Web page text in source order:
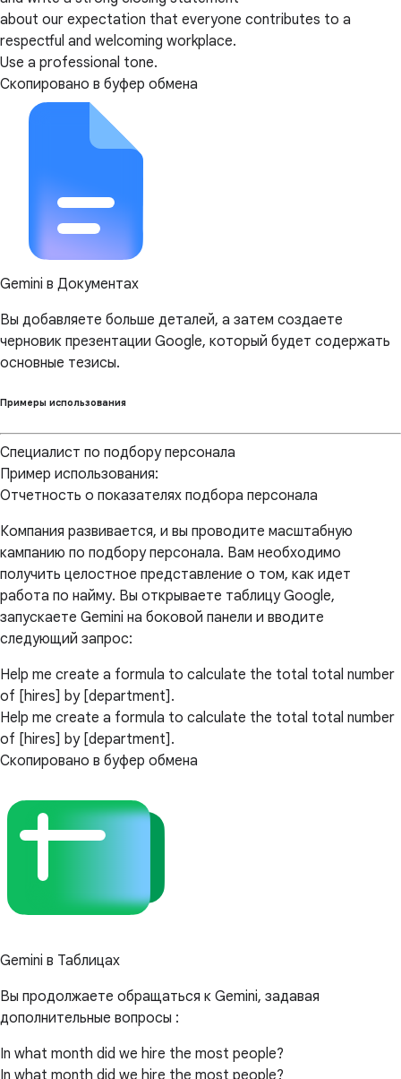
about our expectation that everyone contributes to a
respectful and welcoming workplace.
Use a professional tone.
Скопировано в буфер обмена
Gemini в Документах
Вы добавляете больше деталей, а затем создаете
черновик презентации Google, который будет содержать
основные тезисы.
Примеры использования
Специалист по подбору персонала
Пример использования:
Отчетность о показателях подбора персонала
Компания развивается, и вы проводите масштабную
кампанию по подбору персонала. Вам необходимо
получить целостное представление о том, как идет
работа по найму. Вы открываете таблицу Google,
запускаете Gemini на боковой панели и вводите
следующий запрос:
Help me create a formula to calculate the total total number
of [hires] by [department].
Help me create a formula to calculate the total total number
of [hires] by [department].
Скопировано в буфер обмена
Gemini в Таблицах
Вы продолжаете обращаться к Gemini, задавая
дополнительные вопросы :
In what month did we hire the most people?